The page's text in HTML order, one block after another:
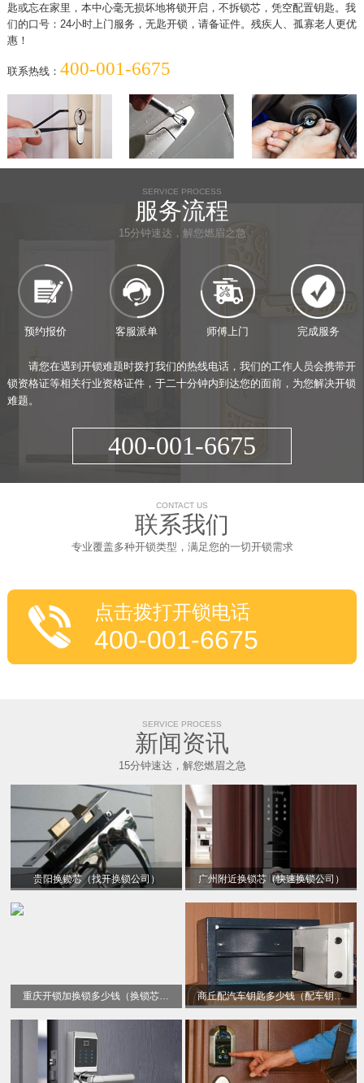
匙或忘在家里，本中心毫无损坏地将锁开启，不拆锁芯，凭空配置钥匙。我
们的口号：24小时上门服务，无匙开锁，请备证件。残疾人、孤寡老人更优
惠！
联系热线： 400-001-6675
SERVICE PROCESS
服务流程
15分钟速达，解您燃眉之急
预约报价 客服派单 师傅上门 完成服务
请您在遇到开锁难题时拨打我们的热线电话，我们的工作人员会携带开
锁资格证等相关行业资格证件，于二十分钟内到达您的面前，为您解决开锁
难题。
400-001-6675
CONTACT US
联系我们
专业覆盖多种开锁类型，满足您的一切开锁需求
点击拨打开锁电话
400-001-6675
SERVICE PROCESS
新闻资讯
15分钟速达，解您燃眉之急
贵阳换锁芯（找开换锁公司） 广州附近换锁芯（快速换锁公司）
商丘配汽车钥匙多少钱（配车钥匙）